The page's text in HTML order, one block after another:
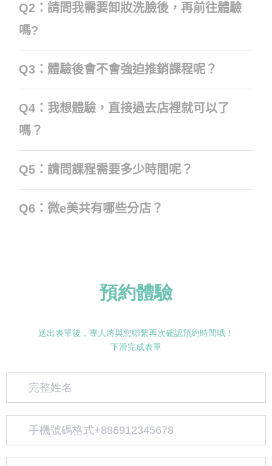
Q2：請問我需要卸妝洗臉後，再前往體驗
嗎?
Q3：體驗後會不會強迫推銷課程呢？
Q4：我想體驗，直接過去店裡就可以了
嗎？
Q5：請問課程需要多少時間呢？
Q6：微e美共有哪些分店？
預約體驗
送出表單後，專人將與您聯繫再次確認預約時間哦！
下滑完成表單